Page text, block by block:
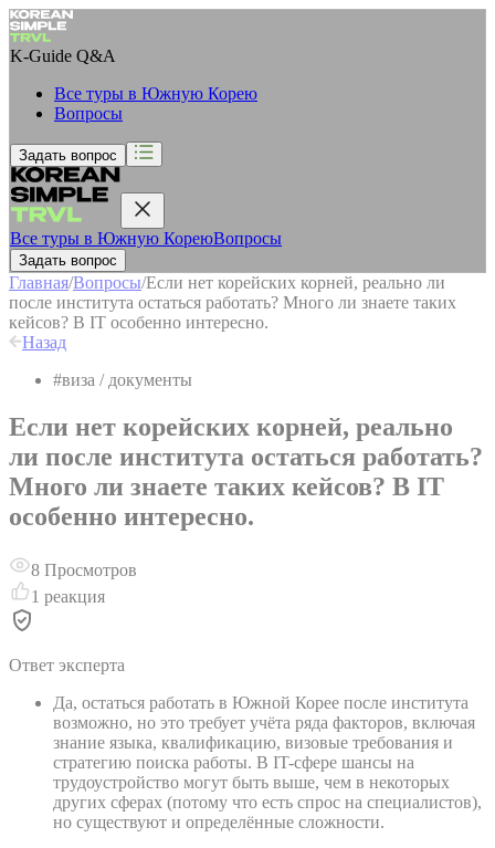
K-Guide Q&A
Все туры в Южную Корею
Вопросы
Задать вопрос
Все туры в Южную КореюВопросы
Задать вопрос
Главная/Вопросы/Если нет корейских корней, реально ли
после института остаться работать? Много ли знаете таких
кейсов? В IT особенно интересно.
Назад
#виза / документы
Если нет корейских корней, реально
ли после института остаться работать?
Много ли знаете таких кейсов? В IT
особенно интересно.
8 Просмотров
1 реакция
Ответ эксперта
Да, остаться работать в Южной Корее после института
возможно, но это требует учёта ряда факторов, включая
знание языка, квалификацию, визовые требования и
стратегию поиска работы. В IT-сфере шансы на
трудоустройство могут быть выше, чем в некоторых
других сферах (потому что есть спрос на специалистов),
но существуют и определённые сложности.